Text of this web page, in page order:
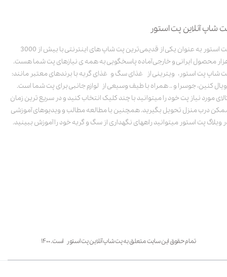
شاپ آنلاین پت استور
پت استور به عنوان یکی از قدیمی‌ترین پت شاپ های اینترنتی با بیش از 3000
محصول ایرانی و خارجی آماده پاسخگویی به همه ی نیازهای پت شما هست.
شاپ پت استور، ویترینی از غذای سگ و غذای گربه با برندهای معتبر مانند:
کنین، جوسرا و .. همراه با طیف وسیعی از لوازم جانبی برای پت شما است.
مورد نیاز پت خود را میتوانید با چند کلیک انتخاب کنید و در سریع ترین زمان
درب منزل تحویل بگیرید. همچنین با مطالعه مطالب و ویدیوهای آموزشی
وبلاگ پت استور میتوانید راههای نگهداری از سگ و گربه خود را آموزش ببینید.
تمام حقوق این سایت متعلق به پت شاپ آنلاین پت استور است. ۱۴۰۰